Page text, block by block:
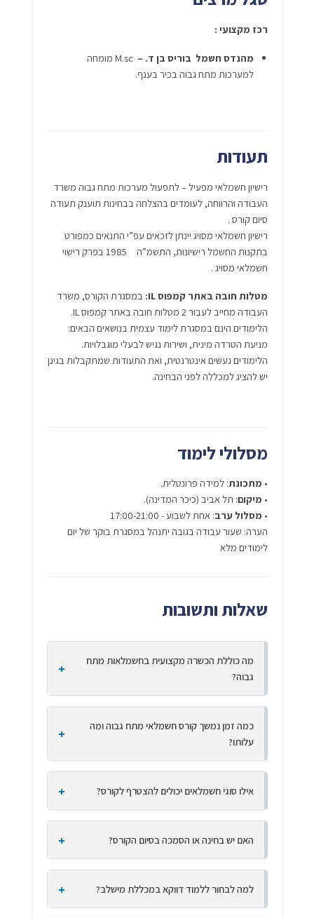
רכז מקצועי :
מהנדס חשמל בוריס בן ד. –
M.sc מומחה
למערכות מתח גבוה בכיר בענף.
תעודות
רישיון חשמלאי מפעיל – לתפעול מערכות מתח גבוה משרד
העבודה והרווחה, לעומדים בהצלחה בבחינות תוענק תעודה
סיום קורס .
רישיון חשמלאי מסויג יינתן לזכאים עפ”י התנאים כמפורט
בתקנות החשמל רישיונות, התשמ”ה 1985 בפרק רישוי
חשמלאי מסויג .
מטלות חובה באתר קמפוס IL:
במסגרת הקורס, משרד
העבודה מחייב לעבור 2 מטלות חובה באתר קמפוס IL.
הלימודים הינם במסגרת לימוד עצמית בנושאים הבאים:
מניעת הטרדה מינית, ושירות נגיש לבעלי מוגבלויות.
הלימודים נעשים אינטרנטית, ואת התעודות שמתקבלות בגינן
יש להציג למכללה לפני הבחינה.
מסלולי לימוד
• מתכונת: למידה פרונטלית.
• מיקום: תל אביב (כיכר המדינה).
• מסלול ערב: אחת לשבוע - 17:00-21:00
הערה: שעור עבודה בגובה יתנהל במסגרת בוקר של יום
לימודים מלא
שאלות ותשובות
מה כוללת הכשרה מקצועית בחשמלאות מתח
גבוה?
כמה זמן נמשך קורס חשמלאי מתח גבוה ומה
עלותו?
אילו סוגי חשמלאים יכולים להצטרף לקורס?
האם יש בחינה או הסמכה בסיום הקורס?
למה לבחור ללמוד דווקא במכללת מישלב?